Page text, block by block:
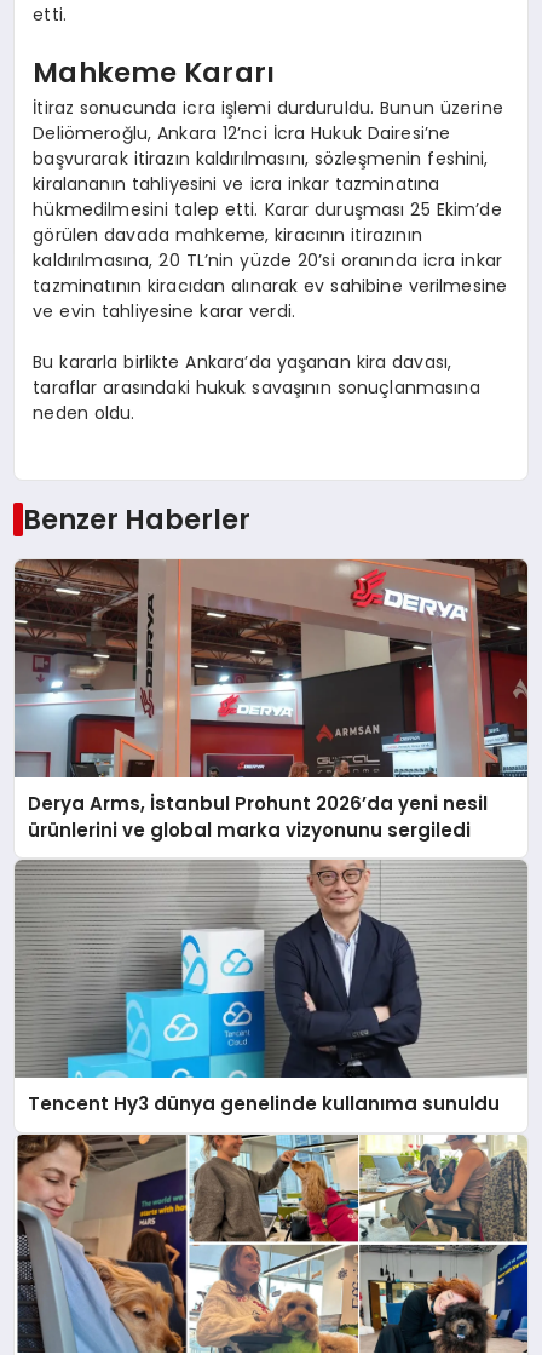
etti.
Mahkeme Kararı
İtiraz sonucunda icra işlemi durduruldu. Bunun üzerine
Deliömeroğlu, Ankara 12’nci İcra Hukuk Dairesi’ne
başvurarak itirazın kaldırılmasını, sözleşmenin feshini,
kiralananın tahliyesini ve icra inkar tazminatına
hükmedilmesini talep etti. Karar duruşması 25 Ekim’de
görülen davada mahkeme, kiracının itirazının
kaldırılmasına, 20 TL’nin yüzde 20’si oranında icra inkar
tazminatının kiracıdan alınarak ev sahibine verilmesine
ve evin tahliyesine karar verdi.
Bu kararla birlikte Ankara’da yaşanan kira davası,
taraflar arasındaki hukuk savaşının sonuçlanmasına
neden oldu.
Benzer Haberler
Derya Arms, İstanbul Prohunt 2026’da yeni nesil
ürünlerini ve global marka vizyonunu sergiledi
Tencent Hy3 dünya genelinde kullanıma sunuldu